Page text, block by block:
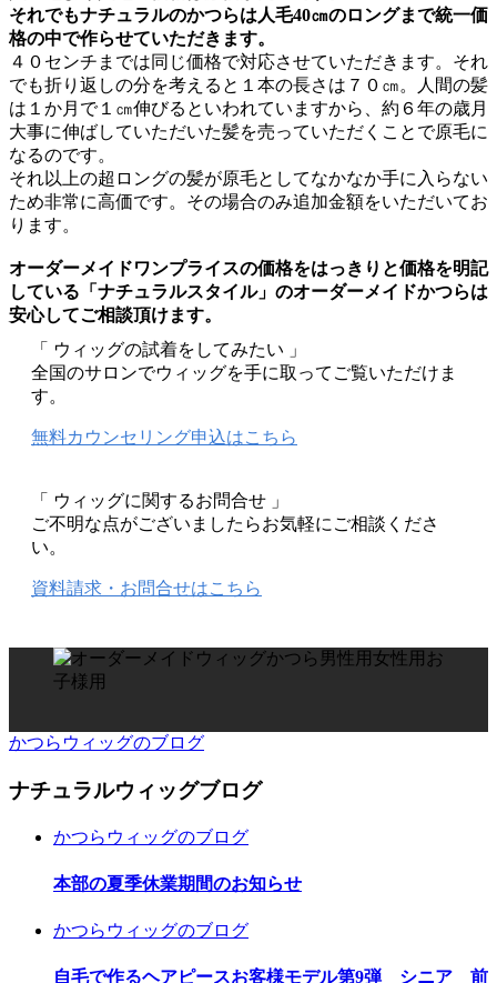
それでもナチュラルのかつらは人毛40㎝のロングまで統一価
格の中で作らせていただきます。
４０センチまでは同じ価格で対応させていただきます。それ
でも折り返しの分を考えると１本の長さは７０㎝。人間の髪
は１か月で１㎝伸びるといわれていますから、約６年の歳月
大事に伸ばしていただいた髪を売っていただくことで原毛に
なるのです。
それ以上の超ロングの髪が原毛としてなかなか手に入らない
ため非常に高価です。その場合のみ追加金額をいただいてお
ります。
オーダーメイドワンプライスの価格をはっきりと価格を明記
している「ナチュラルスタイル」のオーダーメイドかつらは
安心してご相談頂けます。
「 ウィッグの試着をしてみたい 」
全国のサロンでウィッグを手に取ってご覧いただけま
す。
無料カウンセリング申込はこちら
「 ウィッグに関するお問合せ 」
ご不明な点がございましたらお気軽にご相談くださ
い。
資料請求・お問合せはこちら
かつらウィッグのブログ
ナチュラルウィッグブログ
かつらウィッグのブログ
本部の夏季休業期間のお知らせ
かつらウィッグのブログ
自毛で作るヘアピースお客様モデル第9弾 シニア 前